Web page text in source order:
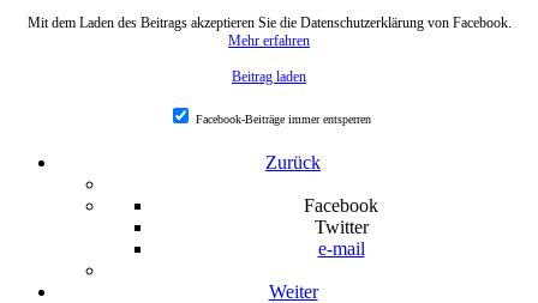
Mit dem Laden des Beitrags akzeptieren Sie die Datenschutzerklärung von Facebook.
Mehr erfahren
Beitrag laden
Facebook-Beiträge immer entsperren
Zurück
Facebook
Twitter
e-mail
Weiter